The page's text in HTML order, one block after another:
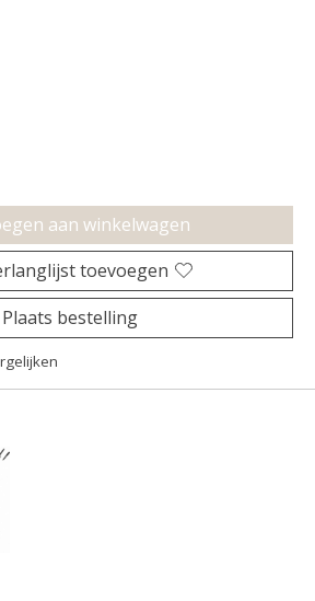
aan winkelwagen
toevoegen
Plaats bestelling